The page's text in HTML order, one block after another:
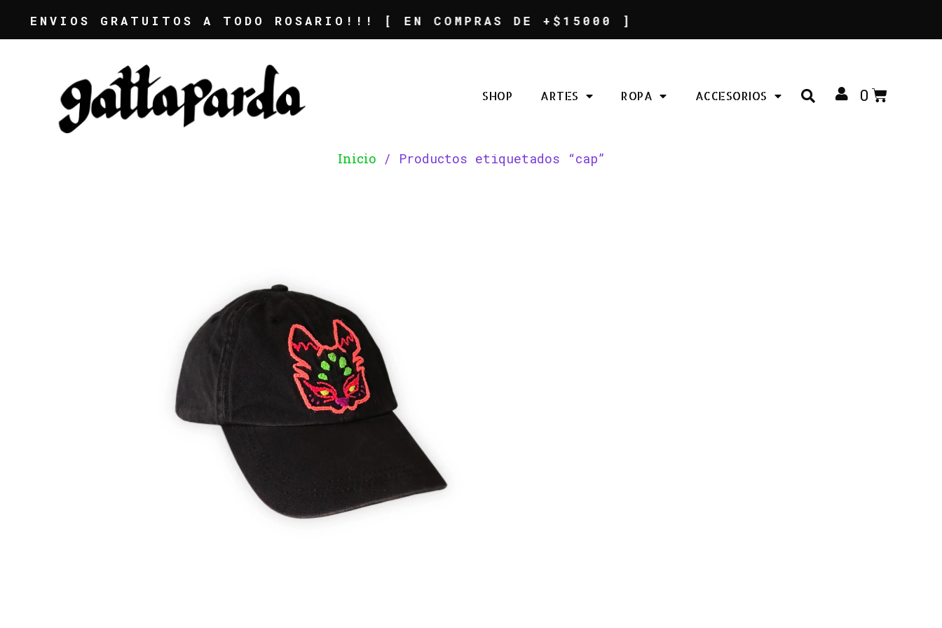
GRATUITOS A TODO ROSARIO!!! [ EN COMPRAS DE +$15000 ]
SHOP ARTES ROPA ACCESORIOS 0
Inicio/ Productos etiquetados “cap”